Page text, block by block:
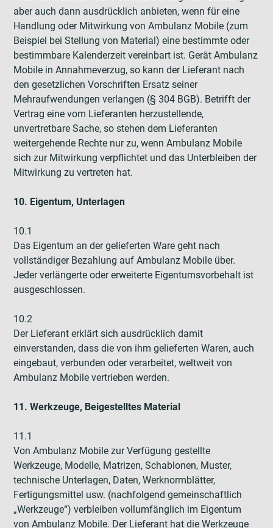
aber auch dann ausdrücklich anbieten, wenn für eine
Handlung oder Mitwirkung von Ambulanz Mobile (zum
Beispiel bei Stellung von Material) eine bestimmte oder
bestimmbare Kalenderzeit vereinbart ist. Gerät Ambulanz
Mobile in Annahmeverzug, so kann der Lieferant nach
den gesetzlichen Vorschriften Ersatz seiner
Mehraufwendungen verlangen (§ 304 BGB). Betrifft der
Vertrag eine vom Lieferanten herzustellende,
unvertretbare Sache, so stehen dem Lieferanten
weitergehende Rechte nur zu, wenn Ambulanz Mobile
sich zur Mitwirkung verpflichtet und das Unterbleiben der
Mitwirkung zu vertreten hat.
10. Eigentum, Unterlagen
10.1
Das Eigentum an der gelieferten Ware geht nach
vollständiger Bezahlung auf Ambulanz Mobile über.
Jeder verlängerte oder erweiterte Eigentumsvorbehalt ist
ausgeschlossen.
10.2
Der Lieferant erklärt sich ausdrücklich damit
einverstanden, dass die von ihm gelieferten Waren, auch
eingebaut, verbunden oder verarbeitet, weltweit von
Ambulanz Mobile vertrieben werden.
11. Werkzeuge, Beigestelltes Material
11.1
Von Ambulanz Mobile zur Verfügung gestellte
Werkzeuge, Modelle, Matrizen, Schablonen, Muster,
technische Unterlagen, Daten, Werknormblätter,
Fertigungsmittel usw. (nachfolgend gemeinschaftlich
„Werkzeuge“) verbleiben vollumfänglich im Eigentum
von Ambulanz Mobile. Der Lieferant hat die Werkzeuge